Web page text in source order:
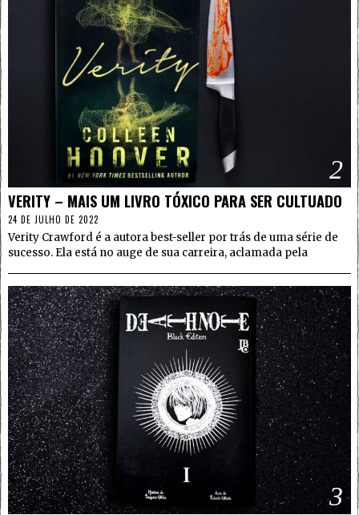
2
VERITY – MAIS UM LIVRO TÓXICO PARA SER CULTUADO
24 DE JULHO DE 2022
Verity Crawford é a autora best-seller por trás de uma série de
sucesso. Ela está no auge de sua carreira, aclamada pela
3